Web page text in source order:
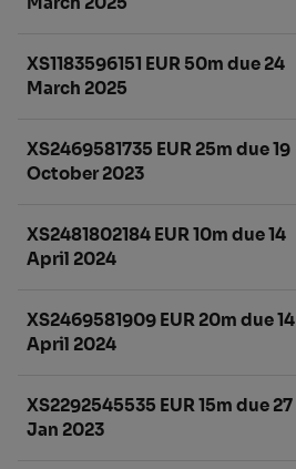
XS1183596151 EUR 50m due 24
March 2025
XS2469581735 EUR 25m due 19
October 2023
XS2481802184 EUR 10m due 14
April 2024
XS2469581909 EUR 20m due 14
April 2024
XS2292545535 EUR 15m due 27
Jan 2023